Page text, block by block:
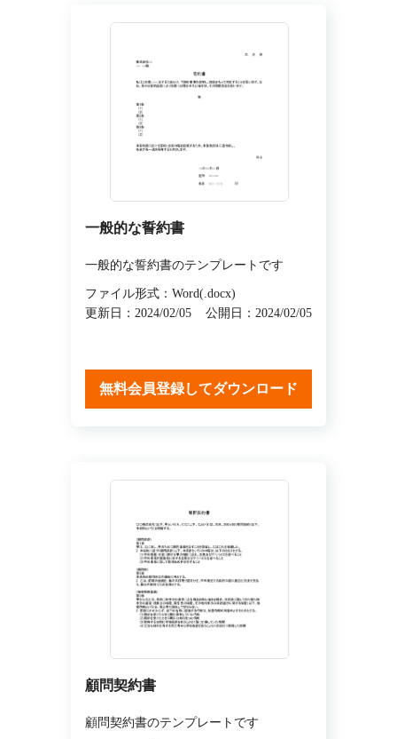
一般的な誓約書
一般的な誓約書のテンプレートです
ファイル形式：Word(.docx)
更新日：2024/02/05
公開日：2024/02/05
無料会員登録してダウンロード
顧問契約書
顧問契約書のテンプレートです